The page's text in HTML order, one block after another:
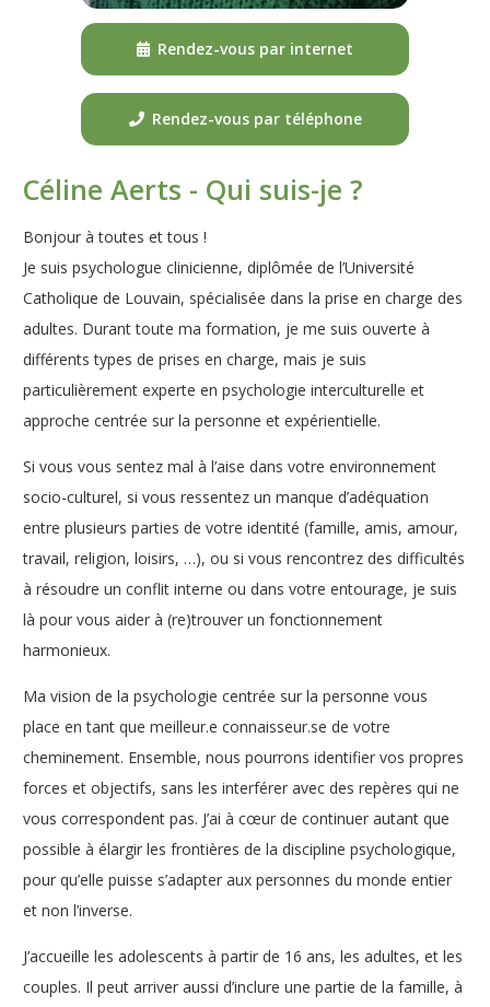
Céline Aerts - Qui suis-je ?
Bonjour à toutes et tous !
Je suis psychologue clinicienne, diplômée de l’Université
Catholique de Louvain, spécialisée dans la prise en charge des
adultes. Durant toute ma formation, je me suis ouverte à
différents types de prises en charge, mais je suis
particulièrement experte en psychologie interculturelle et
approche centrée sur la personne et expérientielle.
Si vous vous sentez mal à l’aise dans votre environnement
socio-culturel, si vous ressentez un manque d’adéquation
entre plusieurs parties de votre identité (famille, amis, amour,
travail, religion, loisirs, …), ou si vous rencontrez des difficultés
à résoudre un conflit interne ou dans votre entourage, je suis
là pour vous aider à (re)trouver un fonctionnement
harmonieux.
Ma vision de la psychologie centrée sur la personne vous
place en tant que meilleur.e connaisseur.se de votre
cheminement. Ensemble, nous pourrons identifier vos propres
forces et objectifs, sans les interférer avec des repères qui ne
vous correspondent pas. J’ai à cœur de continuer autant que
possible à élargir les frontières de la discipline psychologique,
pour qu’elle puisse s’adapter aux personnes du monde entier
et non l’inverse.
J’accueille les adolescents à partir de 16 ans, les adultes, et les
couples. Il peut arriver aussi d’inclure une partie de la famille, à
Rendez-vous par internet
Rendez-vous par téléphone